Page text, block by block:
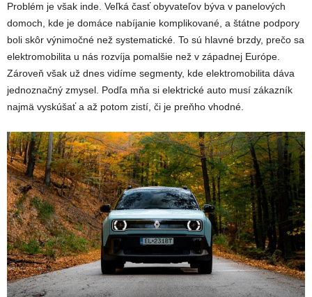
Problém je však inde. Veľká časť obyvateľov býva v panelových
domoch, kde je domáce nabíjanie komplikované, a štátne podpory
boli skôr výnimočné než systematické. To sú hlavné brzdy, prečo sa
elektromobilita u nás rozvíja pomalšie než v západnej Európe.
Zároveň však už dnes vidíme segmenty, kde elektromobilita dáva
jednoznačný zmysel. Podľa mňa si elektrické auto musí zákazník
najmä vyskúšať a až potom zistí, či je preňho vhodné.